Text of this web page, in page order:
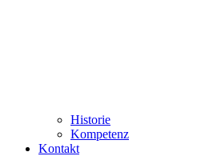
Historie
Kompetenz
Kontakt